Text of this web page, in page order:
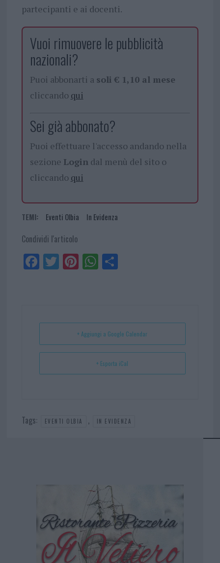
partecipanti e ai docenti.
Vuoi rimuovere le pubblicità
nazionali?
Puoi abbonarti a soli € 1,10 al mese
cliccando qui
Sei già abbonato?
Puoi effettuare l'accesso andando nella
sezione Logindal menù del sito o
cliccando qui
TEMI: Eventi Olbia In Evidenza
Condividi l'articolo
Fa
ce
Tw
itt
Pi
nt
t
W
ha
p
Sh
+ Aggiungi a Google Calendar
+ Esporta iCal
Tags: EVENTI OLBIA , IN EVIDENZA